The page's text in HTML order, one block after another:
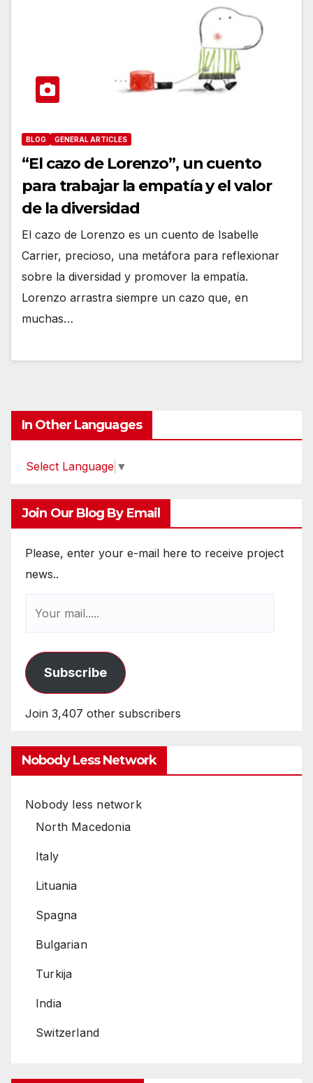
BLOG GENERAL ARTICLES
“El cazo de Lorenzo”, un cuento
para trabajar la empatía y el valor
de la diversidad
El cazo de Lorenzo es un cuento de Isabelle
Carrier, precioso, una metáfora para reflexionar
sobre la diversidad y promover la empatía.
Lorenzo arrastra siempre un cazo que, en
muchas…
In Other Languages
Select Language ▼
Join Our Blog By Email
Please, enter your e-mail here to receive project
news..
Subscribe
Join 3,407 other subscribers
Nobody Less Network
Nobody less network
North Macedonia
Italy
Lituania
Spagna
Bulgarian
Turkija
India
Switzerland